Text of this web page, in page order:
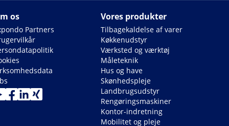
os
Partners
Vores produkter
Tilbagekaldelse af varer
Køkkenudstyr
Værksted og værktøj
Måleteknik
Hus og have
Skønhedspleje
Landbrugsudstyr
Rengøringsmaskiner
Kontor-indretning
Mobilitet og pleje